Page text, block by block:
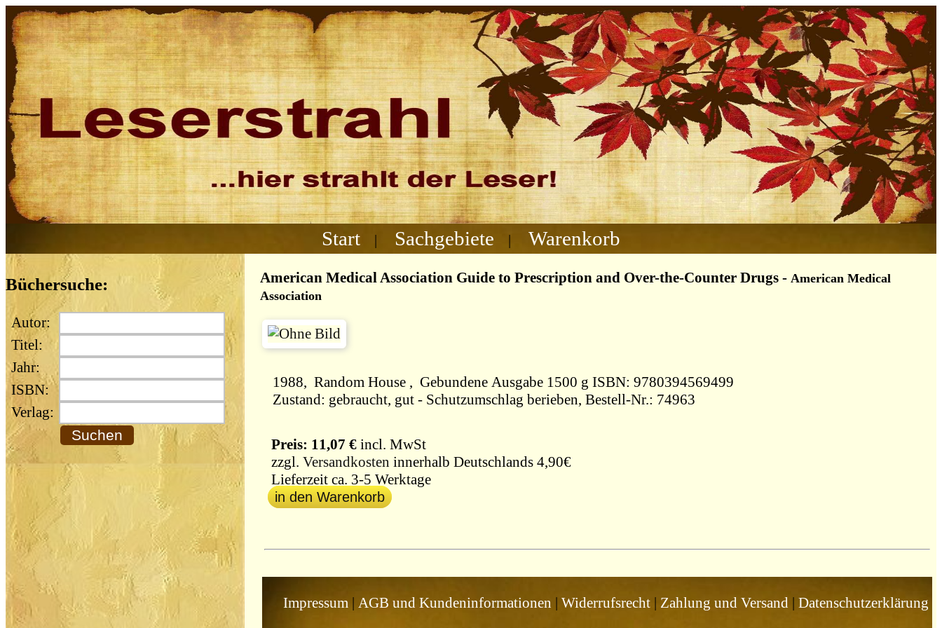
Start | Sachgebiete | Warenkorb
Büchersuche:
Autor:
Titel:
Jahr:
ISBN:
Verlag:
American Medical Association Guide to Prescription and Over-the-Counter Drugs- American Medical
Association
1988, Random House , Gebundene Ausgabe 1500 g ISBN: 9780394569499
Zustand: gebraucht, gut - Schutzumschlag berieben, Bestell-Nr.: 74963
Preis: 11,07 €incl. MwSt
zzgl. Versandkosten innerhalb Deutschlands 4,90€
Lieferzeit ca. 3-5 Werktage
in den Warenkorb
Impressum| AGB und Kundeninformationen | Widerrufsrecht| Zahlung und Versand| Datenschutzerklärung